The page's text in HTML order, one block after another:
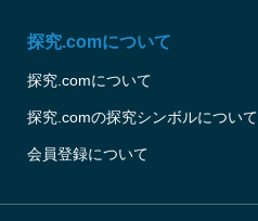
探究.comについて
探究.comについて
探究.comの探究シンボルについて
会員登録について